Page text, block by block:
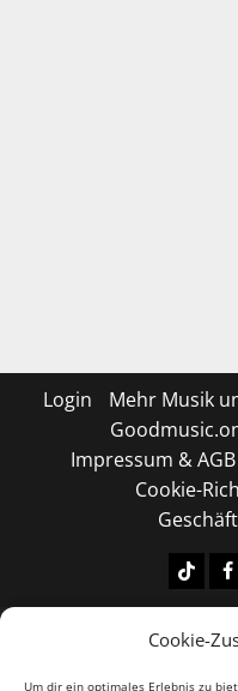
Cookie-
Um dir ein optimales Erlebnis zu
Login
Mehr Musik
Impressum & AGB
Cookie-
Tiktok
Copyright © 2026 All